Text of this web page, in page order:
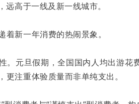
远高于一线及新一线城市。
着新一年消费的热闹景象。
。元旦假期，全国国内人均出游
更注重体验质量而非单纯支出。